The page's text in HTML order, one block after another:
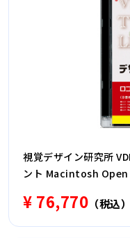
視覚デザイン研究所
ント Macintosh
¥ 76,770 （税込）